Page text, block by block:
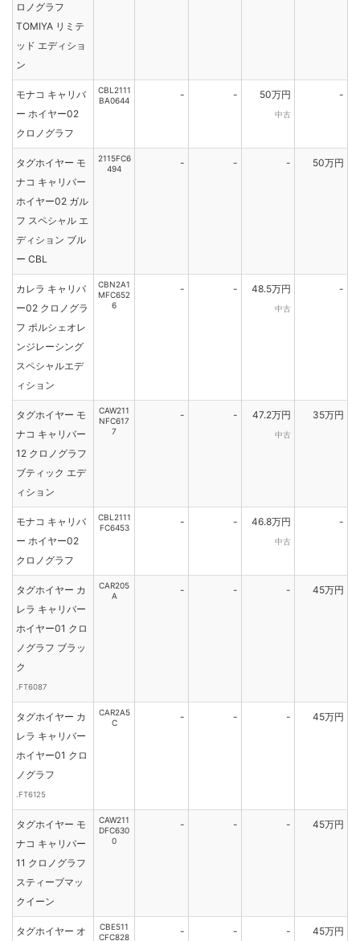
ロノグラフ
TOMIYA リミテ
ッド エディショ
ン
モナコ キャリバ
ー ホイヤー02
クロノグラフ
CBL2111
BA0644
- - 50万円
中古
-
タグホイヤー モ
ナコ キャリバー
ホイヤー02 ガル
フ スペシャル エ
ディション ブル
ー CBL
2115FC6
494
- - - 50万円
カレラ キャリバ
ー02 クロノグラ
フ ポルシェオレ
ンジレーシング
スペシャルエデ
ィション
CBN2A1
MFC652
6
- - 48.5万円
中古
-
タグホイヤー モ
ナコ キャリバー
12 クロノグラフ
ブティック エデ
ィション
CAW211
NFC617
7
- - 47.2万円
中古
35万円
モナコ キャリバ
ー ホイヤー02
クロノグラフ
CBL2111
FC6453
- - 46.8万円
中古
-
タグホイヤー カ
レラ キャリバー
ホイヤー01 クロ
ノグラフ ブラッ
ク
.FT6087
CAR205
A
- - - 45万円
タグホイヤー カ
レラ キャリバー
ホイヤー01 クロ
ノグラフ
.FT6125
CAR2A5
C
- - - 45万円
タグホイヤー モ
ナコ キャリバー
11 クロノグラフ
スティーブマッ
クイーン
CAW211
DFC630
0
- - - 45万円
タグホイヤー オ
CBE511
CFC828
- - - 45万円